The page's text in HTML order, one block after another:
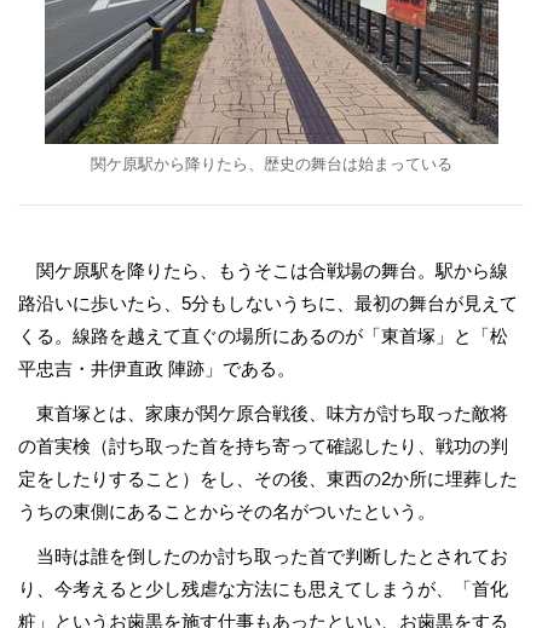
関ケ原駅から降りたら、歴史の舞台は始まっている
関ケ原駅を降りたら、もうそこは合戦場の舞台。駅から線
路沿いに歩いたら、5分もしないうちに、最初の舞台が見えて
くる。線路を越えて直ぐの場所にあるのが「東首塚」と「松
平忠吉・井伊直政 陣跡」である。
東首塚とは、家康が関ケ原合戦後、味方が討ち取った敵将
の首実検（討ち取った首を持ち寄って確認したり、戦功の判
定をしたりすること）をし、その後、東西の2か所に埋葬した
うちの東側にあることからその名がついたという。
当時は誰を倒したのか討ち取った首で判断したとされてお
り、今考えると少し残虐な方法にも思えてしまうが、「首化
粧」というお歯黒を施す仕事もあったといい、お歯黒をする